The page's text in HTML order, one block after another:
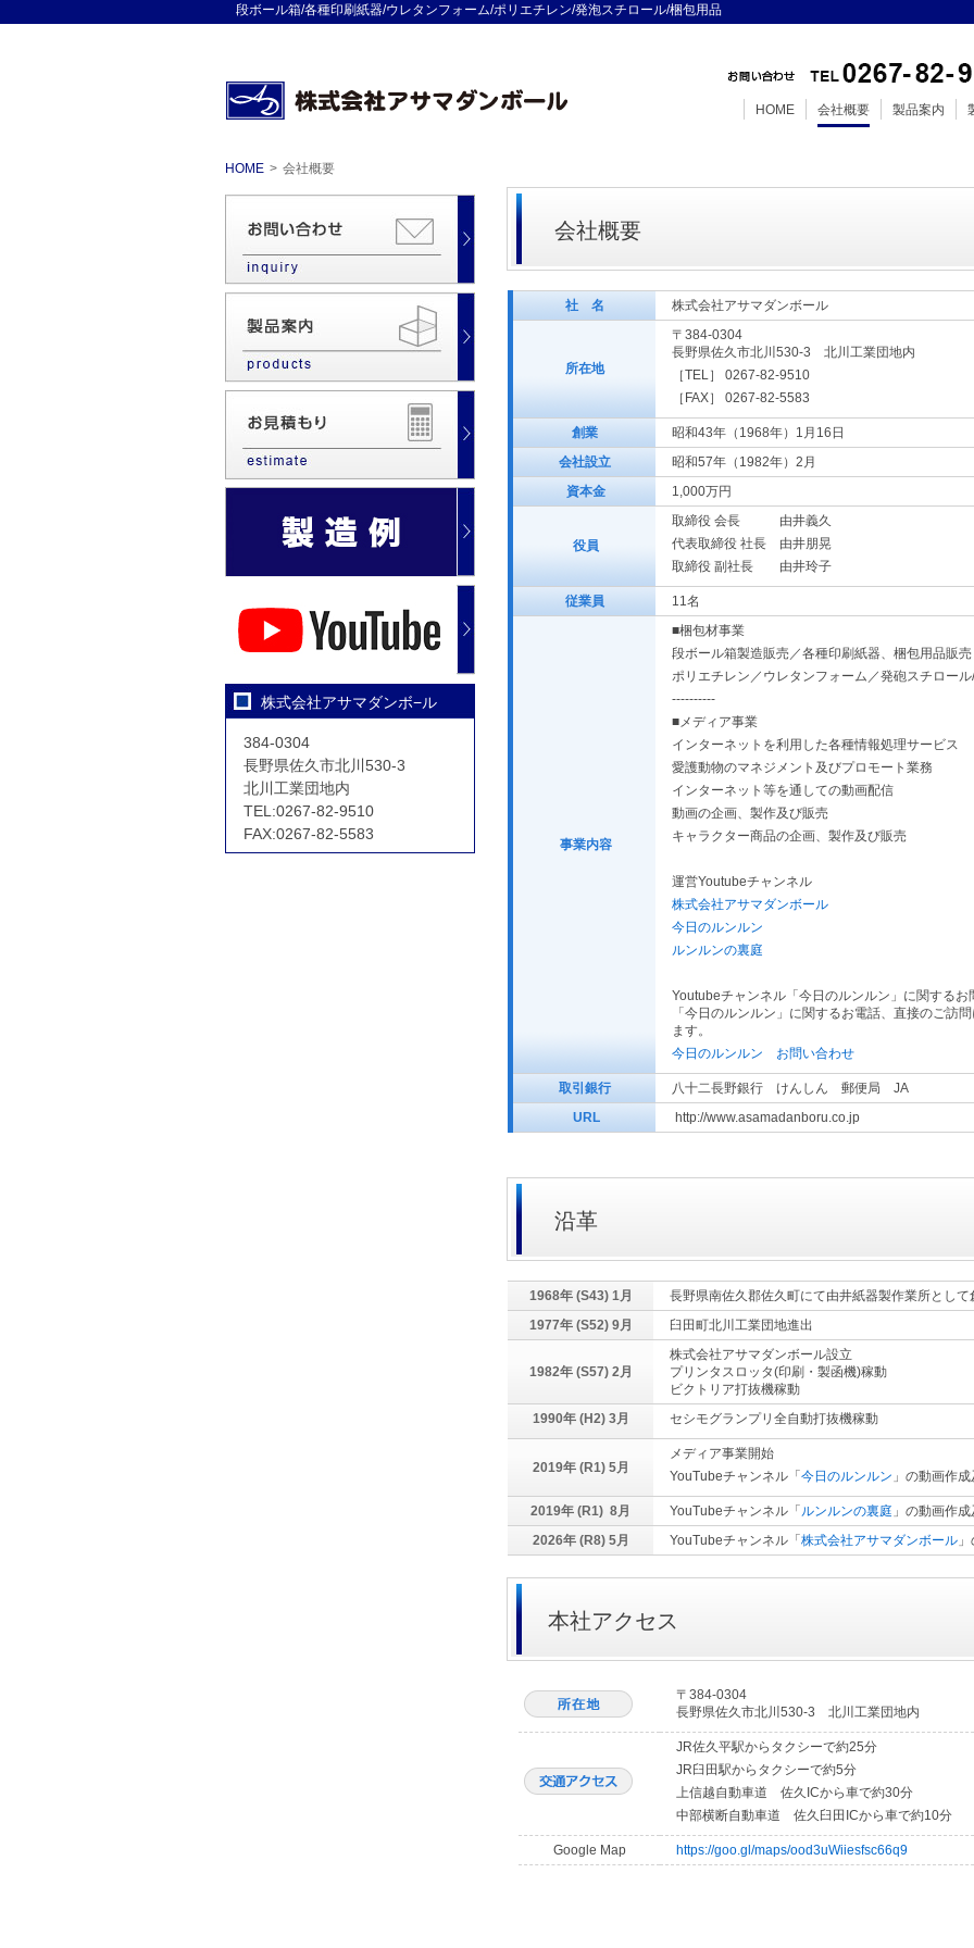
段ボール箱/各種印刷紙器/ウレタンフォーム/ポリエチレン/発泡スチロール/梱包用品
HOME 会社概要 製品案内
HOME > 会社概要
株式会社アサマダンボ−ル
384-0304
長野県佐久市北川530-3
北川工業団地内
TEL:0267-82-9510
FAX:0267-82-5583
会社概要
社 名 株式会社アサマダンボール
所在地
〒384-0304
長野県佐久市北川530-3 北川工業団地内
［TEL］ 0267-82-9510
［FAX］ 0267-82-5583
創業
昭和43年（1968年）1月16日
会社設立
昭和57年（1982年）2月
資本金
1,000万円
役員
取締役 会長 由井義久
代表取締役 社長 由井朋晃
取締役 副社長 由井玲子
従業員 11名
事業内容
■梱包材事業
段ボール箱製造販売／各種印刷紙器、梱包用品販売
ポリエチレン／ウレタンフォーム／発砲スチロー
----------
■メディア事業
インターネットを利用した各種情報処理サービス
愛護動物のマネジメント及びプロモート業務
インターネット等を通しての動画配信
動画の企画、製作及び販売
キャラクター商品の企画、製作及び販売
運営Youtubeチャンネル
株式会社アサマダンボール
今日のルンルン
ルンルンの裏庭
Youtubeチャンネル「今日のルンルン」に関する
「今日のルンルン」に関するお電話、直接のご訪
ます。
今日のルンルン お問い合わせ
取引銀行
八十二長野銀行 けんしん 郵便局 JA
URL
http://www.asamadanboru.co.jp
沿革
1968年 (S43) 1月
長野県南佐久郡佐久町にて由井紙器製作業所として
1977年 (S52) 9月
臼田町北川工業団地進出
1982年 (S57) 2月
株式会社アサマダンボール設立
プリンタスロッタ(印刷・製函機)稼動
ビクトリア打抜機稼動
1990年 (H2) 3月
セシモグランプリ全自動打抜機稼動
2019年 (R1) 5月
メディア事業開始
YouTubeチャンネル「 今日のルンルン 」の動画作
2019年 (R1) 8月 YouTubeチャンネル「 ルンルンの裏庭 」の動画作
2026年 (R8) 5月
YouTubeチャンネル「 株式会社アサマダンボール
本社アクセス
〒384-0304
長野県佐久市北川530-3 北川工業団地内
JR佐久平駅からタクシーで約25分
JR臼田駅からタクシーで約5分
上信越自動車道 佐久ICから車で約30分
中部横断自動車道 佐久臼田ICから車で約10分
Google Map https://goo.gl/maps/ood3uWiiesfsc66q9